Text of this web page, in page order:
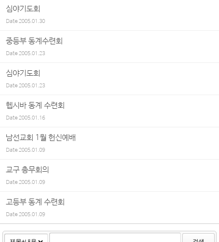
심야기도회
Date2005.01.30
중등부 동계수련회
Date2005.01.23
심야기도회
Date2005.01.23
헵시바 동계 수련회
Date2005.01.16
남선교회 1월 헌신예배
Date2005.01.09
교구 총무회의
Date2005.01.09
고등부 동계 수련회
Date2005.01.09